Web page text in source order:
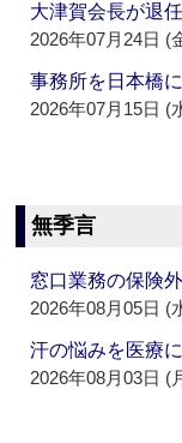
大津賀会長が退
2026年07月24日 (
事務所を日本橋
2026年07月15日 (
無季言
窓口業務の保険
2026年08月05日 (
汗の悩みを医療
2026年08月03日 (